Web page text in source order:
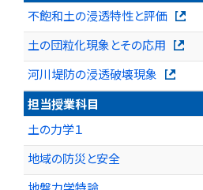
不飽和土の浸透特性と評価
土の団粒化現象とその応用
河川堤防の浸透破壊現象
担当授業科目
土の力学１
地域の防災と安全